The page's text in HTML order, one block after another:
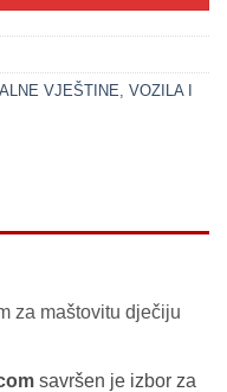
VJEŠTINE VOZILA I
za maštovitu dječiju
savršen je izbor za